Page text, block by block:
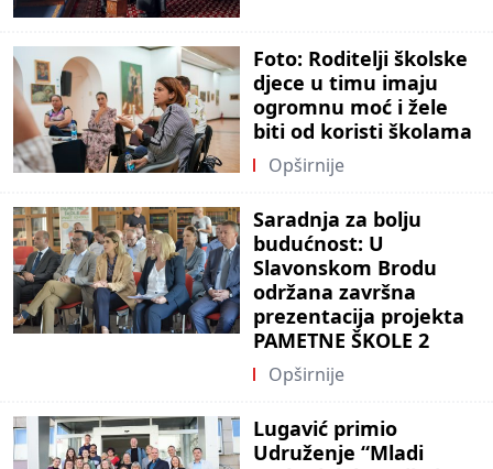
Foto: Roditelji školske
djece u timu imaju
ogromnu moć i žele
biti od koristi školama
Opširnije
Saradnja za bolju
budućnost: U
Slavonskom Brodu
održana završna
prezentacija projekta
PAMETNE ŠKOLE 2
Opširnije
Lugavić primio
Udruženje “Mladi